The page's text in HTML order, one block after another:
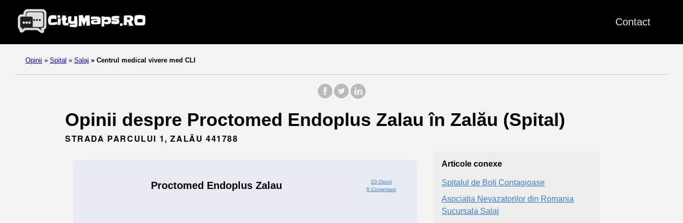
Contact
Opinii » Spital » Salaj » Centrul medical vivere med CLI
Opinii despre Proctomed Endoplus Zalau în Zalău (Spital)
STRADA PARCULUI 1, ZALĂU 441788
Proctomed Endoplus Zalau
20 Opinii
6 Comentarii
Articole conexe
Spitalul de Boli Contagioase
Asociatia Nevazatorilor din Romania
Sucursala Salaj